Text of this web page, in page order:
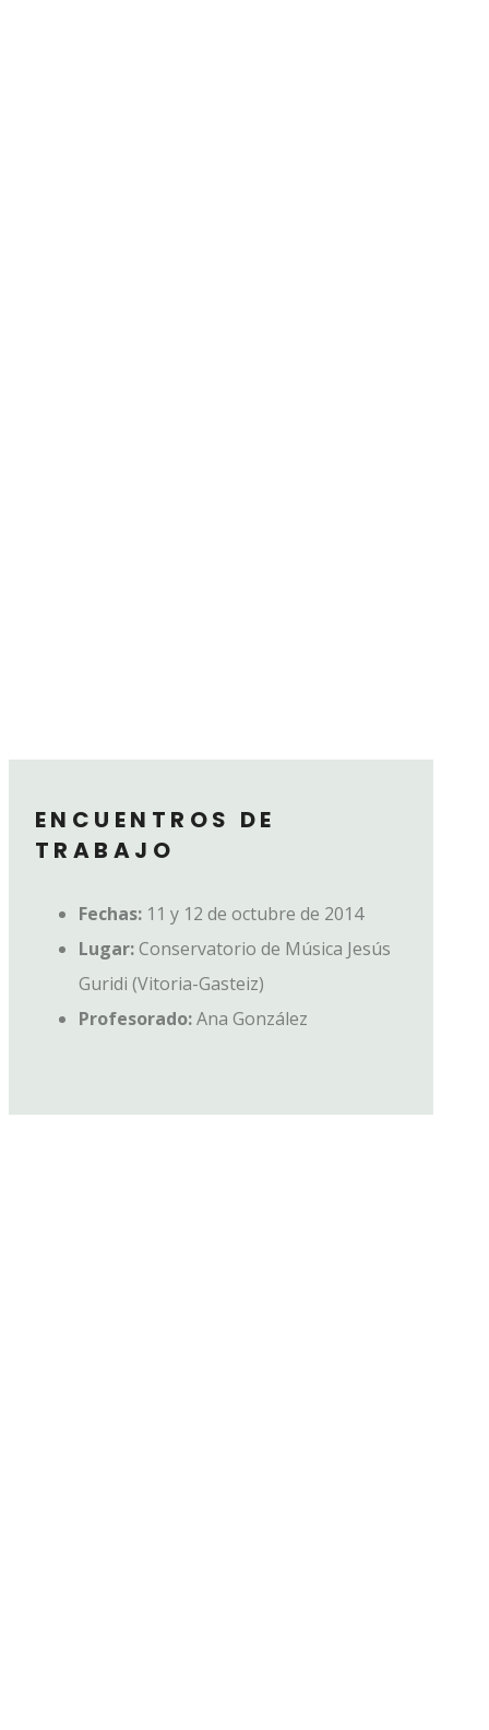
ENCUENTROS DE
TRABAJO
Fechas: 11 y 12 de octubre de 2014
Lugar:Conservatorio de Música Jesús
Guridi (Vitoria-Gasteiz)
Profesorado:Ana González